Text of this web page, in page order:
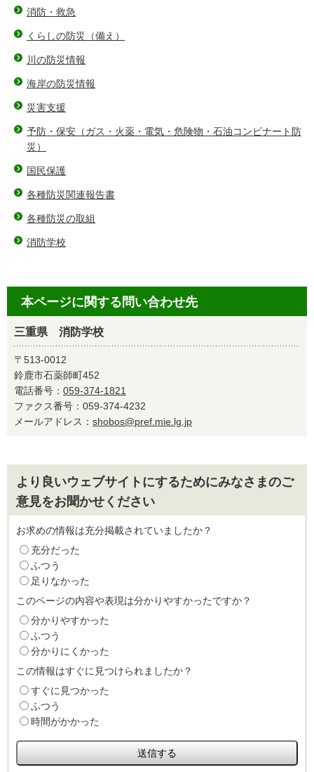
消防・救急
くらしの防災（備え）
川の防災情報
海岸の防災情報
災害支援
予防・保安（ガス・火薬・電気・危険物・石油コンビナート防
災）
国民保護
各種防災関連報告書
各種防災の取組
消防学校
本ページに関する問い合わせ先
三重県 消防学校
〒513-0012
鈴鹿市石薬師町452
電話番号： 059-374-1821
ファクス番号：059-374-4232
メールアドレス： shobos@pref.mie.lg.jp
より良いウェブサイトにするためにみなさまのご
意見をお聞かせください
お求めの情報は充分掲載されていましたか？
充分だった
ふつう
足りなかった
このページの内容や表現は分かりやすかったですか？
分かりやすかった
ふつう
分かりにくかった
この情報はすぐに見つけられましたか？
すぐに見つかった
ふつう
時間がかかった